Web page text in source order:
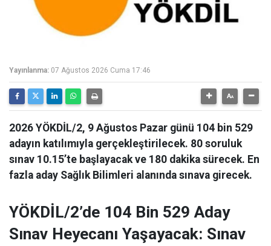
Yayınlanma: 07 Ağustos 2026 Cuma 17:46
2026 YÖKDİL/2, 9 Ağustos Pazar günü 104 bin 529
adayın katılımıyla gerçekleştirilecek. 80 soruluk
sınav 10.15’te başlayacak ve 180 dakika sürecek. En
fazla aday Sağlık Bilimleri alanında sınava girecek.
YÖKDİL/2’de 104 Bin 529 Aday
Sınav Heyecanı Yaşayacak: Sınav